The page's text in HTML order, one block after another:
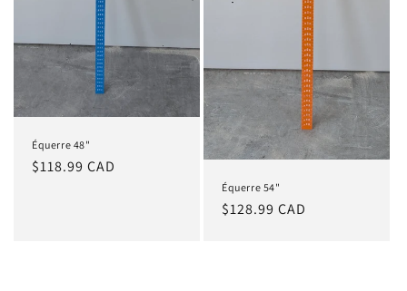
Équerre 48"
Prix
$118.99 CAD
Équerre 54"
Prix
$128.99 CAD